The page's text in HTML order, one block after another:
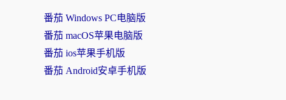
番茄 Windows PC电脑版
番茄 macOS苹果电脑版
番茄 ios苹果手机版
番茄 Android安卓手机版